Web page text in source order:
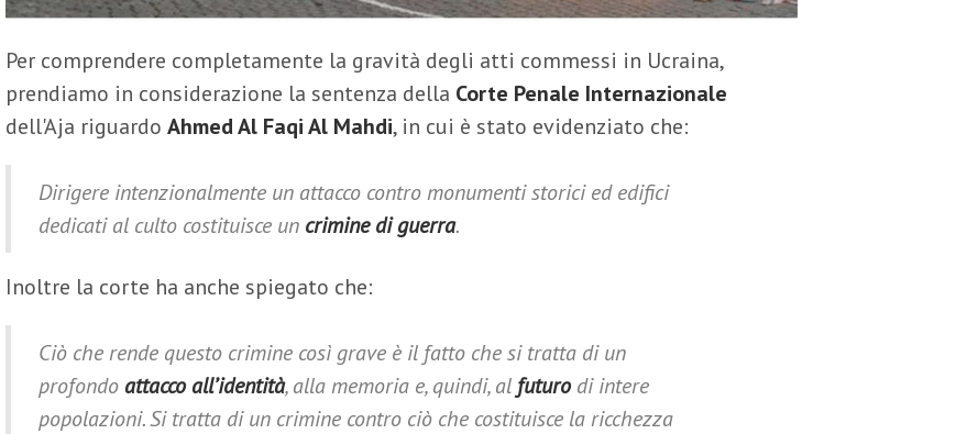
Per comprendere completamente la gravità degli atti commessi in Ucraina,
prendiamo in considerazione la sentenza della Corte Penale Internazionale
dell'Aja riguardo Ahmed Al Faqi Al Mahdi, in cui è stato evidenziato che:
Dirigere intenzionalmente un attacco contro monumenti storici ed edifici
dedicati al culto costituisce un crimine di guerra.
Inoltre la corte ha anche spiegato che:
Ciò che rende questo crimine così grave è il fatto che si tratta di un
profondo attacco all’identità, alla memoria e, quindi, al futuro di intere
popolazioni. Si tratta di un crimine contro ciò che costituisce la ricchezza